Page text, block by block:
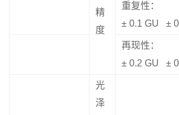
精
度
重复性：
± 0.1 GU ±
再现性：
± 0.2 GU ±
光
泽